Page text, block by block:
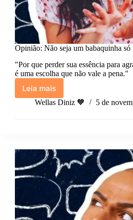
Opinião: Não seja um babaquinha só
"Por que perder sua essência para
é uma escolha que não vale a pena."
Leia mais
Opinião:
Não
um
pra
se
encaixar.
Wellas Diniz 🧡 5 de